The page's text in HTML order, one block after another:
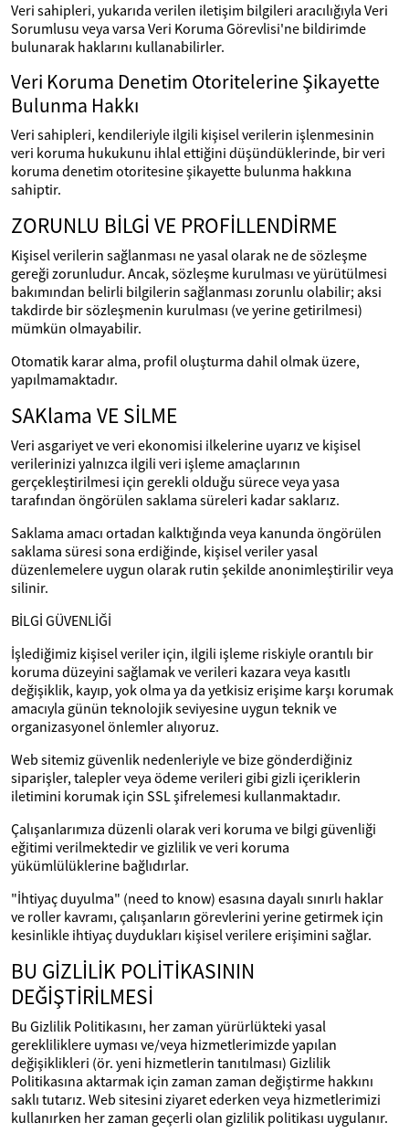
Veri sahipleri, yukarıda verilen iletişim bilgileri aracılığıyla Veri
Sorumlusu veya varsa Veri Koruma Görevlisi'ne bildirimde
bulunarak haklarını kullanabilirler.
Veri Koruma Denetim Otoritelerine Şikayette
Bulunma Hakkı
Veri sahipleri, kendileriyle ilgili kişisel verilerin işlenmesinin
veri koruma hukukunu ihlal ettiğini düşündüklerinde, bir veri
koruma denetim otoritesine şikayette bulunma hakkına
sahiptir.
ZORUNLU BİLGİ VE PROFİLLENDİRME
Kişisel verilerin sağlanması ne yasal olarak ne de sözleşme
gereği zorunludur. Ancak, sözleşme kurulması ve yürütülmesi
bakımından belirli bilgilerin sağlanması zorunlu olabilir; aksi
takdirde bir sözleşmenin kurulması (ve yerine getirilmesi)
mümkün olmayabilir.
Otomatik karar alma, profil oluşturma dahil olmak üzere,
yapılmamaktadır.
SAKlama VE SİLME
Veri asgariyet ve veri ekonomisi ilkelerine uyarız ve kişisel
verilerinizi yalnızca ilgili veri işleme amaçlarının
gerçekleştirilmesi için gerekli olduğu sürece veya yasa
tarafından öngörülen saklama süreleri kadar saklarız.
Saklama amacı ortadan kalktığında veya kanunda öngörülen
saklama süresi sona erdiğinde, kişisel veriler yasal
düzenlemelere uygun olarak rutin şekilde anonimleştirilir veya
silinir.
BİLGİ GÜVENLİĞİ
İşlediğimiz kişisel veriler için, ilgili işleme riskiyle orantılı bir
koruma düzeyini sağlamak ve verileri kazara veya kasıtlı
değişiklik, kayıp, yok olma ya da yetkisiz erişime karşı korumak
amacıyla günün teknolojik seviyesine uygun teknik ve
organizasyonel önlemler alıyoruz.
Web sitemiz güvenlik nedenleriyle ve bize gönderdiğiniz
siparişler, talepler veya ödeme verileri gibi gizli içeriklerin
iletimini korumak için SSL şifrelemesi kullanmaktadır.
Çalışanlarımıza düzenli olarak veri koruma ve bilgi güvenliği
eğitimi verilmektedir ve gizlilik ve veri koruma
yükümlülüklerine bağlıdırlar.
"İhtiyaç duyulma" (need to know) esasına dayalı sınırlı haklar
ve roller kavramı, çalışanların görevlerini yerine getirmek için
kesinlikle ihtiyaç duydukları kişisel verilere erişimini sağlar.
BU GİZLİLİK POLİTİKASININ
DEĞİŞTİRİLMESİ
Bu Gizlilik Politikasını, her zaman yürürlükteki yasal
gerekliliklere uyması ve/veya hizmetlerimizde yapılan
değişiklikleri (ör. yeni hizmetlerin tanıtılması) Gizlilik
Politikasına aktarmak için zaman zaman değiştirme hakkını
saklı tutarız. Web sitesini ziyaret ederken veya hizmetlerimizi
kullanırken her zaman geçerli olan gizlilik politikası uygulanır.